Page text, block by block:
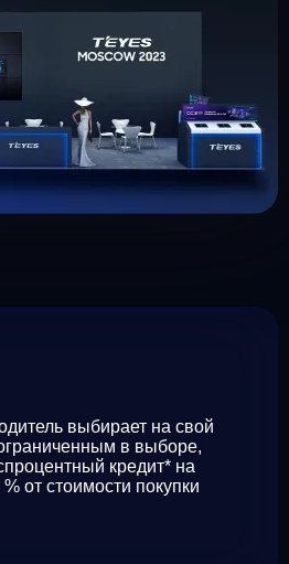
выбирает на свой
в выборе,
кредит* на
от стоимости покупки